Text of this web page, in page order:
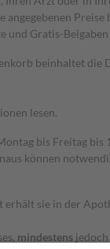
Gratis-
beinhaltet
lesen.
bis Freitag
können
sie in der
mindestens jedoch